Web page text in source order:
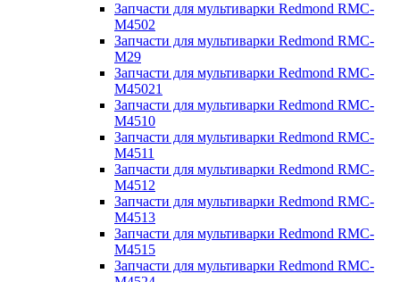
Запчасти для мультиварки Redmond RMC-
M4502
Запчасти для мультиварки Redmond RMC-
M29
Запчасти для мультиварки Redmond RMC-
M45021
Запчасти для мультиварки Redmond RMC-
M4510
Запчасти для мультиварки Redmond RMC-
M4511
Запчасти для мультиварки Redmond RMC-
M4512
Запчасти для мультиварки Redmond RMC-
M4513
Запчасти для мультиварки Redmond RMC-
M4515
Запчасти для мультиварки Redmond RMC-